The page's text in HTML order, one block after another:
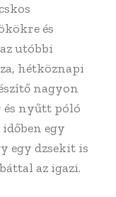
és
utóbbi
hétköznapi
nagyon
és nyűtt póló
egy
egy dzsekit is
az igazi.